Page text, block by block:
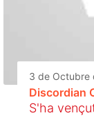
3 de Octubre
Discordian
S'ha